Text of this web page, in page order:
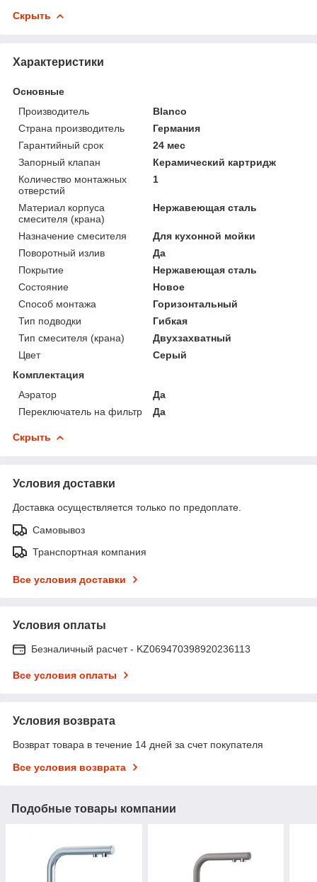
Скрыть
Характеристики
Основные
Производитель
Blanco
Страна производитель
Германия
Гарантийный срок
24 мес
Запорный клапан
Керамический картридж
Количество монтажных
отверстий
1
Материал корпуса
смесителя (крана)
Нержавеющая сталь
Назначение смесителя
Для кухонной мойки
Поворотный излив
Да
Покрытие
Нержавеющая сталь
Состояние
Новое
Способ монтажа
Горизонтальный
Тип подводки
Гибкая
Тип смесителя (крана)
Двухзахватный
Цвет
Серый
Комплектация
Аэратор
Да
Переключатель на фильтр
Да
Скрыть
Условия доставки
Доставка осуществляется только по предоплате.
Самовывоз
Транспортная компания
Все условия доставки
Условия оплаты
Безналичный расчет - KZ069470398920236113
Все условия оплаты
Условия возврата
Возврат товара в течение 14 дней за счет покупателя
Все условия возврата
Подобные товары компании